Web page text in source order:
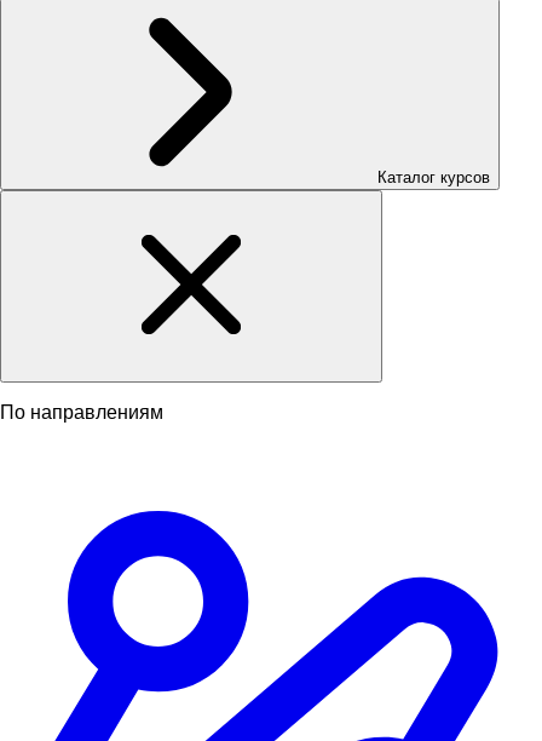
Каталог курсов
По направлениям